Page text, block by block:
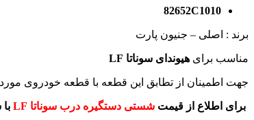
82652C1010
برند : اصلی – جنیون پارت
مناسب برای هیوندای سوناتا LF
جهت اطمینان از تطابق این قطعه با قطعه خودروی
برای اطلاع از قیمت شستی دستگیره درب سوناتا LF